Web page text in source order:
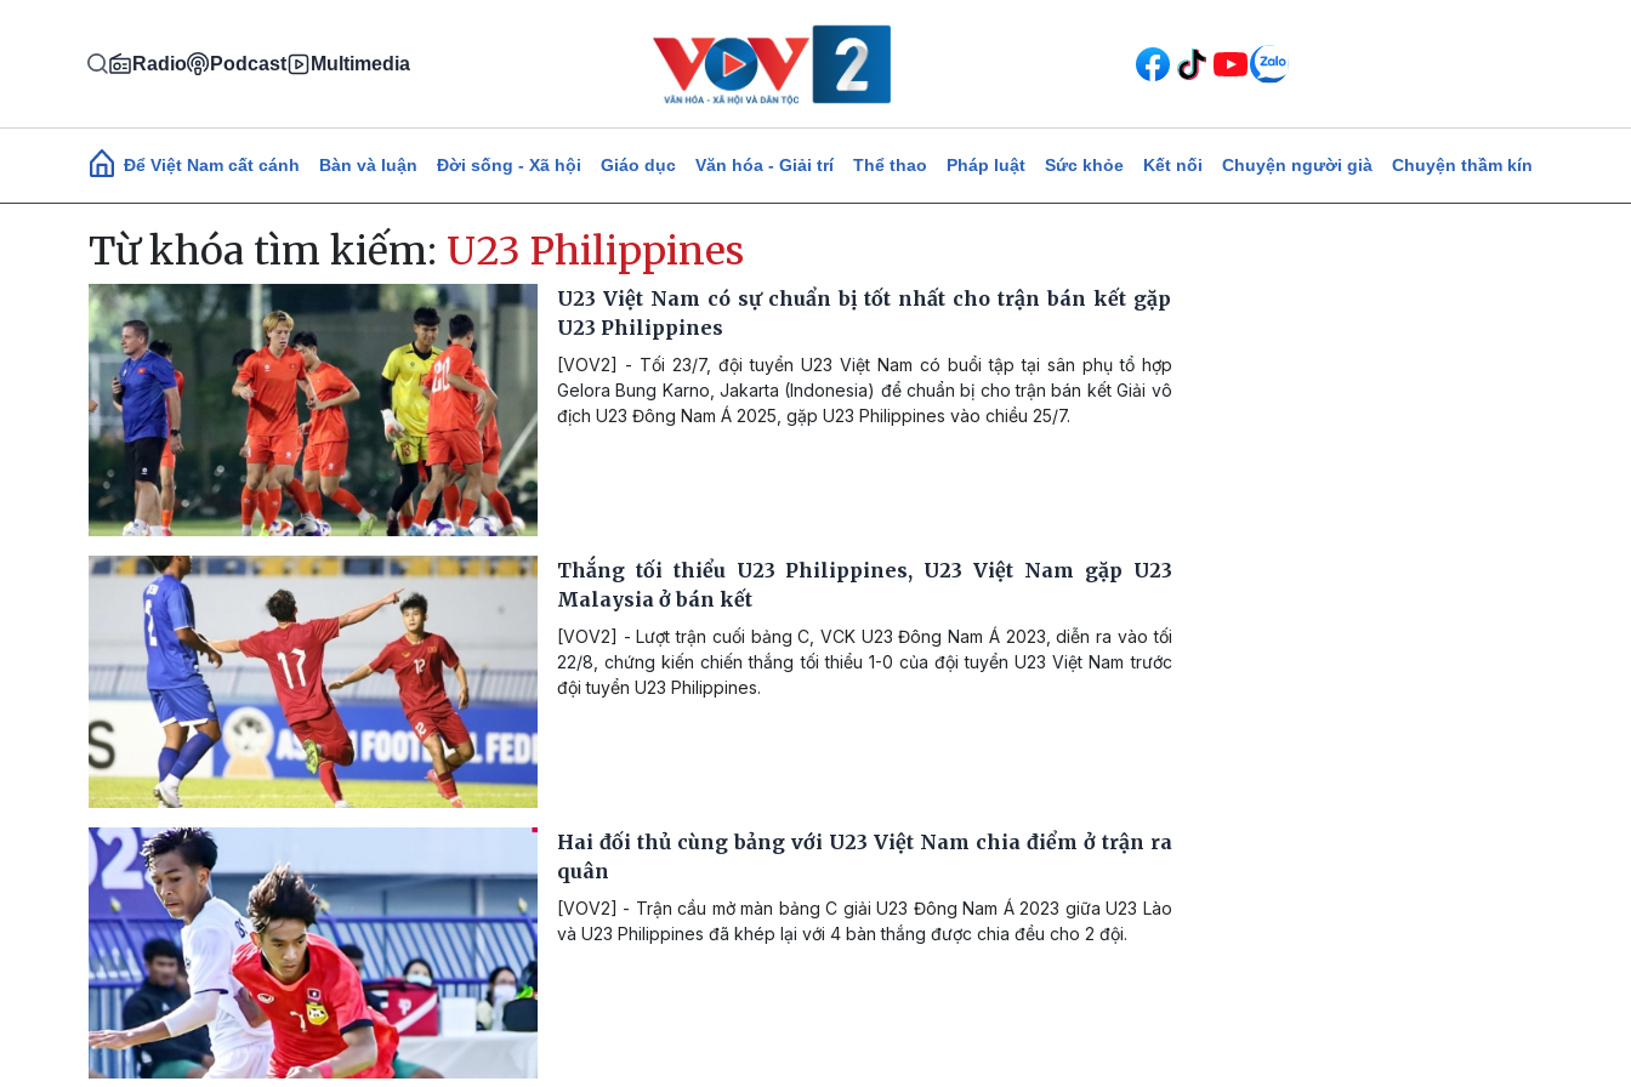
Radio Podcast Multimedia
Main navigation
Để Việt Nam cất cánh Bàn và luận Đời sống - Xã hội Giáo dục Văn hóa - Giải trí Thể thao Pháp luật Sức khỏe Kết nối Chuyện người già Chuyện thầm kín
Từ khóa tìm kiếm: U23 Philippines
U23 Việt Nam có sự chuẩn bị tốt nhất cho trận bán kết gặp
U23 Philippines
[VOV2] - Tối 23/7, đội tuyển U23 Việt Nam có buổi tập tại sân phụ tổ hợp
Gelora Bung Karno, Jakarta (Indonesia) để chuẩn bị cho trận bán kết Giải vô
địch U23 Đông Nam Á 2025, gặp U23 Philippines vào chiều 25/7.
Thắng tối thiểu U23 Philippines, U23 Việt Nam gặp U23
Malaysia ở bán kết
[VOV2] - Lượt trận cuối bảng C, VCK U23 Đông Nam Á 2023, diễn ra vào tối
22/8, chứng kiến chiến thắng tối thiểu 1-0 của đội tuyển U23 Việt Nam trước
đội tuyển U23 Philippines.
Hai đối thủ cùng bảng với U23 Việt Nam chia điểm ở trận ra
quân
[VOV2] - Trận cầu mở màn bảng C giải U23 Đông Nam Á 2023 giữa U23 Lào
và U23 Philippines đã khép lại với 4 bàn thắng được chia đều cho 2 đội.